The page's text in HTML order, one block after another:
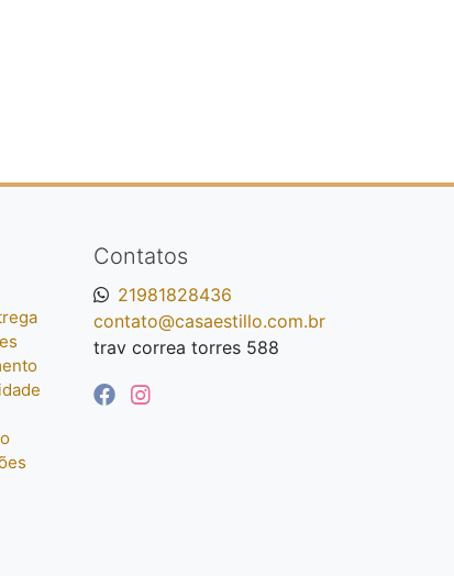
Contatos
21981828436
contato@casaestillo.com.br
trav correa torres 588